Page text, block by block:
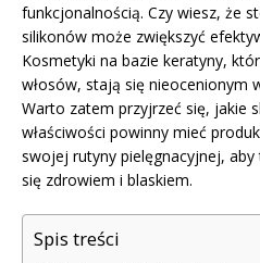
funkcjonalnością. Czy wiesz, że
silikonów może zwiększyć
Kosmetyki na bazie keratyny,
włosów, stają się nieocenionym
Warto zatem przyjrzeć się, jakie
właściwości powinny mieć
swojej rutyny pielęgnacyjnej, aby
się zdrowiem i blaskiem.
Spis treści